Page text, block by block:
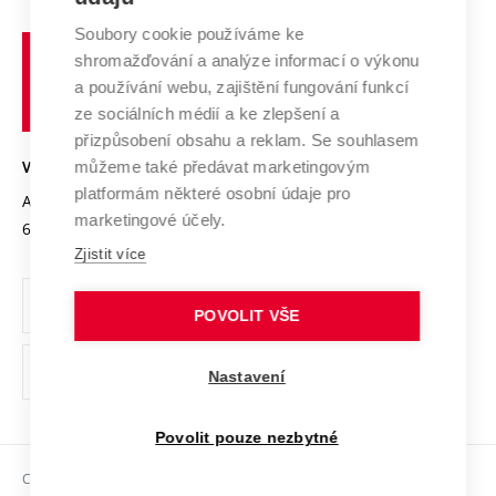
Systém zajišťování kvality výzkumu
Výzkumné infrastruktury
Transfer znalostí
Open Science
Projekty
Projekty ze strukturálních fondů
Specifický výzkum
Spolupráce se školami
Mezinárodní dohody
Univerzitní sítě
Profil univerzity
Udržitelná univerzita
Podnikavá univerzita / ContriBUTe
Bezpečná univerzita
Vyznamenání
Organizační struktura
Ochrana osobních údajů
odkaz)
Sociální bezpečí
učení
technické
Brně
VYSOKÉ UČENÍ TECHNICKÉ V BRNĚ
Antonínská 548/1
602 00 Brno
www.vut.cz
vut@vutbr.cz
Copyright © 2026 VUT
Soubory cookie používáme ke
shromažďování a analýze informací o výkonu
a používání webu, zajištění fungování funkcí
ze sociálních médií a ke zlepšení a
přizpůsobení obsahu a reklam. Se souhlasem
můžeme také předávat marketingovým
platformám některé osobní údaje pro
marketingové účely.
Zjistit více
POVOLIT VŠE
Nastavení
Povolit pouze nezbytné